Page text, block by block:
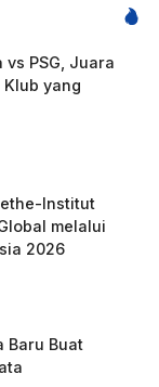
PSG, Juara
yang
Institut
melalui
2026
Baru Buat